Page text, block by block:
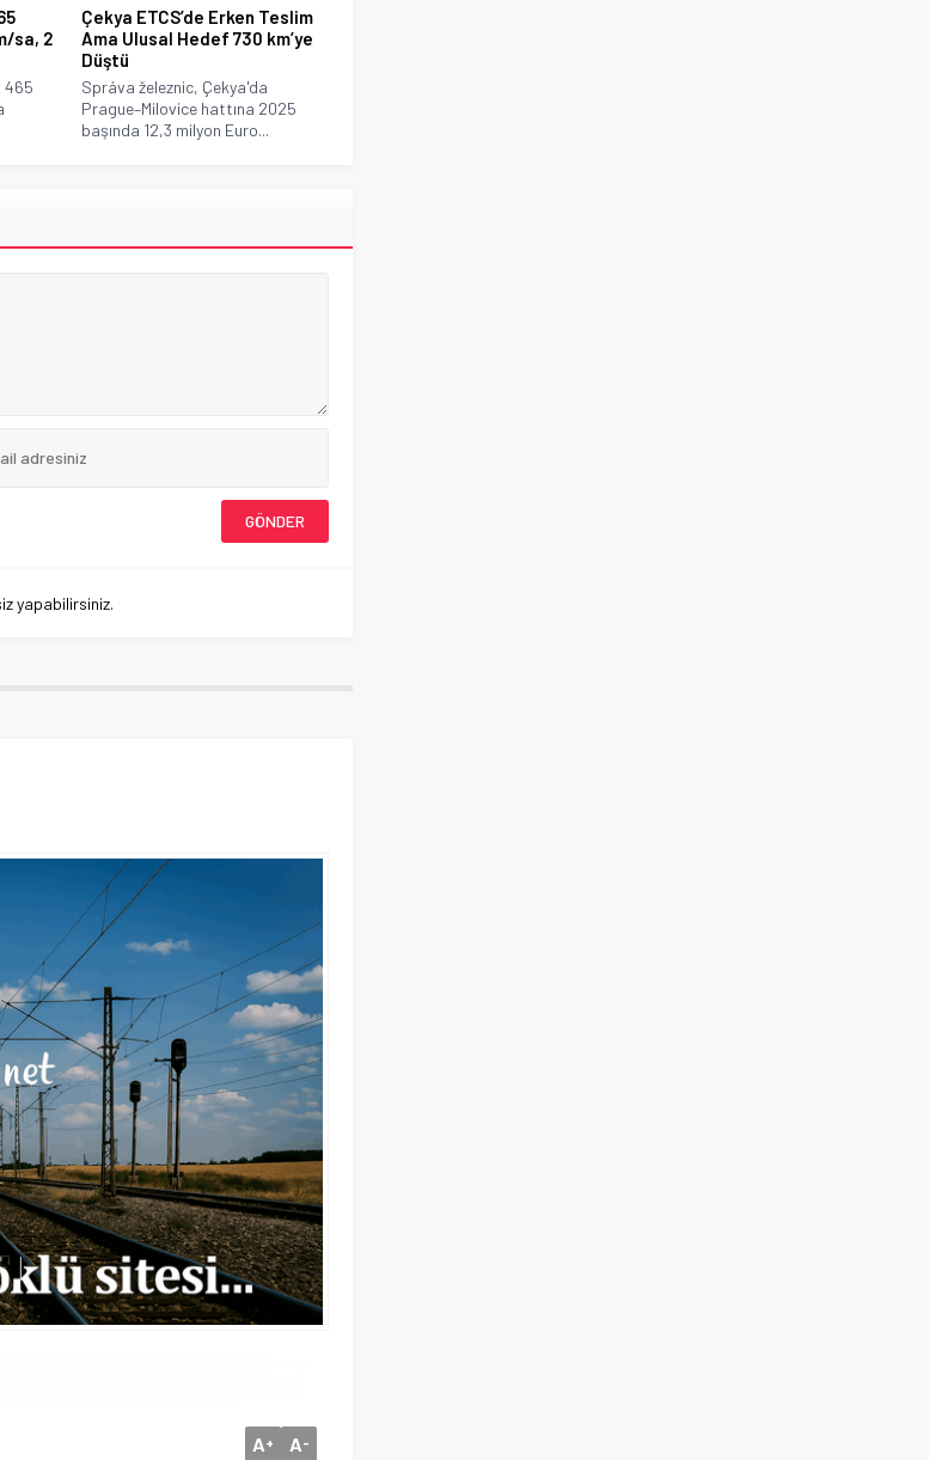
sa, 2
465
Çekya ETCS’de Erken Teslim
Ama Ulusal Hedef 730 km’ye
Düştü
Správa železnic, Çekya'da
Prague–Milovice hattına 2025
başında 12,3 milyon Euro...
yapabilirsiniz.
A+ A-